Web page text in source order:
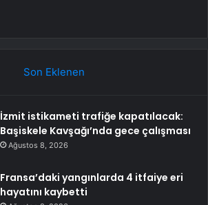
Son Eklenen
İzmit istikameti trafiğe kapatılacak:
Başiskele Kavşağı’nda gece çalışması
Ağustos 8, 2026
Fransa’daki yangınlarda 4 itfaiye eri
hayatını kaybetti